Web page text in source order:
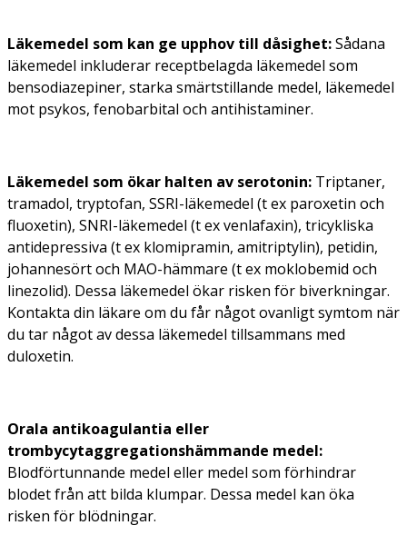
Läkemedel som kan ge upphov till dåsighet:Sådana
läkemedel inkluderar receptbelagda läkemedel som
bensodiazepiner, starka smärtstillande medel, läkemedel
mot psykos, fenobarbital och antihistaminer.
Läkemedel som ökar halten av serotonin: Triptaner,
tramadol, tryptofan, SSRI-läkemedel (t ex paroxetin och
fluoxetin), SNRI-läkemedel (t ex venlafaxin), tricykliska
antidepressiva (t ex klomipramin, amitriptylin), petidin,
johannesört och MAO-hämmare (t ex moklobemid och
linezolid). Dessa läkemedel ökar risken för biverkningar.
Kontakta din läkare om du får något ovanligt symtom när
du tar något av dessa läkemedel tillsammans med
duloxetin.
Orala antikoagulantia eller
trombycytaggregationshämmande medel:
Blodförtunnande medel eller medel som förhindrar
blodet från att bilda klumpar. Dessa medel kan öka
risken för blödningar.